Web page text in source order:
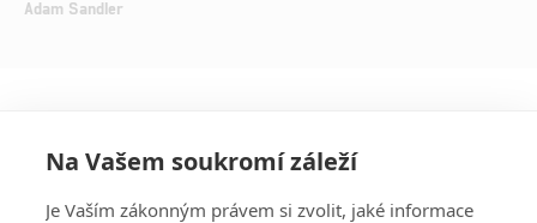
Adam Sandler
Na Vašem soukromí záleží
Je Vaším zákonným právem si zvolit, jaké informace